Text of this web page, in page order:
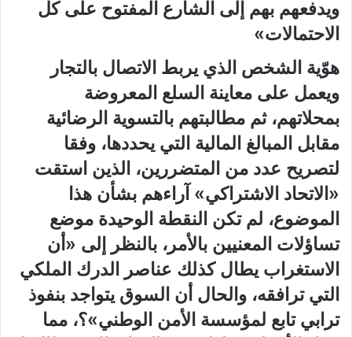
ويدفعهم بهم إلى الشارع المفتوح على كل
الاحتمالات»
هوّية الشخص الذي يربط الاتصال بالتجار
ويعمل على معاينة السلع المعروضة
بمحلاتهم، ثم مطالبتهم بالتسوية الرضائية
مقابل المبالغ المالية التي يحددها، وفقا
لتصريح عدد من المتضررين، الذين استقت
«الاتحاد الاشتراكي» آراءهم بشأن هذا
الموضوع، لم تكن النقطة الوحيدة موضع
تساؤلات المعنيين بالأمر، بالنظر إلى «أن
الاستغراب يطال كذلك عناصر الدرك الملكي
التي ترافقه، والحال أن السوق يتواجد بنفوذ
ترابي تابع لمؤسسة الأمن الوطني»؟، مما